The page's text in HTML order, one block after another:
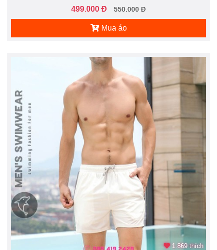
499.000 Đ
550.000 Đ
Mua áo
1.869 thích